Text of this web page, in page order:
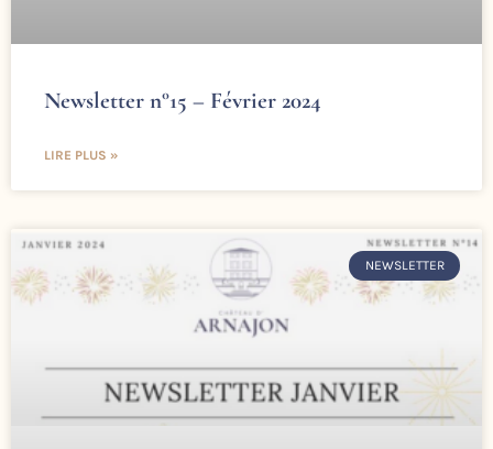
Newsletter n°15 – Février 2024
LIRE PLUS »
NEWSLETTER